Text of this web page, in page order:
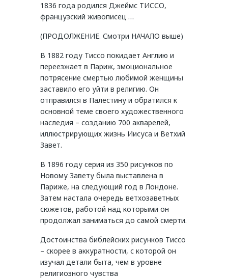
1836 года родился Джеймс ТИССО,
французский живописец …
(ПРОДОЛЖЕНИЕ. Смотри НАЧАЛО выше)
В 1882 году Тиссо покидает Англию и
переезжает в Париж, эмоциональное
потрясение смертью любимой женщины
заставило его уйти в религию. Он
отправился в Палестину и обратился к
основной теме своего художественного
наследия – созданию 700 акварелей,
иллюстрирующих жизнь Иисуса и Ветхий
Завет.
В 1896 году серия из 350 рисунков по
Новому Завету была выставлена в
Париже, на следующий год в Лондоне.
Затем настала очередь ветхозаветных
сюжетов, работой над которыми он
продолжал заниматься до самой смерти.
Достоинства библейских рисунков Тиссо
– скорее в аккуратности, с которой он
изучал детали быта, чем в уровне
религиозного чувства